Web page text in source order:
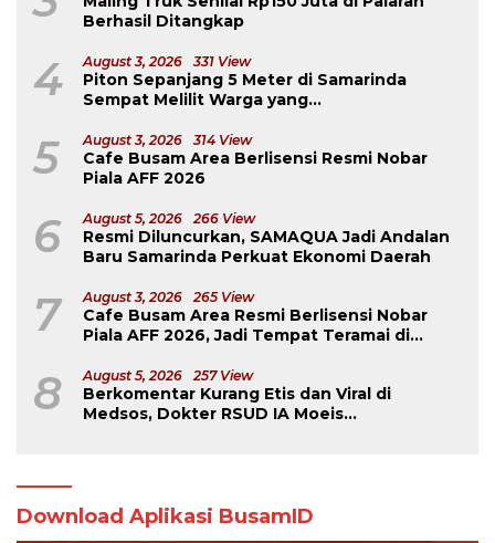
Berhasil Ditangkap
4 August 3, 2026 331 View
Piton Sepanjang 5 Meter di Samarinda
Sempat Melilit Warga yang
5 August 3, 2026 314 View
Cafe Busam Area Berlisensi Resmi Nobar
Piala AFF 2026
6 August 5, 2026 266 View
Resmi Diluncurkan, SAMAQUA Jadi Andalan
Baru Samarinda Perkuat Ekonomi Daerah
7 August 3, 2026 265 View
Cafe Busam Area Resmi Berlisensi Nobar
Piala AFF 2026, Jadi Tempat Teramai di
8 August 5, 2026 257 View
Berkomentar Kurang Etis dan Viral di
Medsos, Dokter RSUD IA Moeis
Download Aplikasi BusamID